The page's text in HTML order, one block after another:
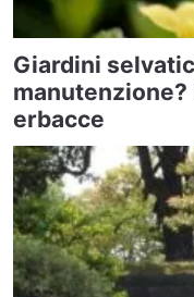
Giardini
erbacce